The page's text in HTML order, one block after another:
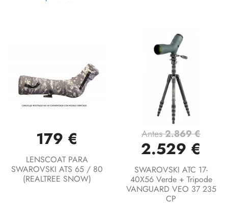
179 €
LENSCOAT PARA
SWAROVSKI ATS 65 / 80
(REALTREE SNOW)
Antes2.869 €
2.529 €
SWAROVSKI ATC 17-
40X56 Verde + Tripode
VANGUARD VEO 37 235
CP